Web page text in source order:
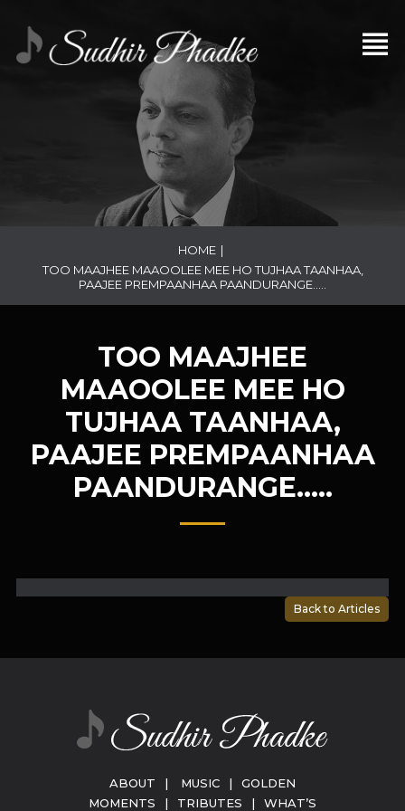
HOME |
TOO MAAJHEE MAAOOLEE MEE HO TUJHAA TAANHAA,
PAAJEE PREMPAANHAA PAANDURANGE…..
TOO MAAJHEE
MAAOOLEE MEE HO
TUJHAA TAANHAA,
PAAJEE PREMPAANHAA
PAANDURANGE…..
Back to Articles
ABOUT | MUSIC |
GOLDEN
MOMENTS
| TRIBUTES | WHAT’S